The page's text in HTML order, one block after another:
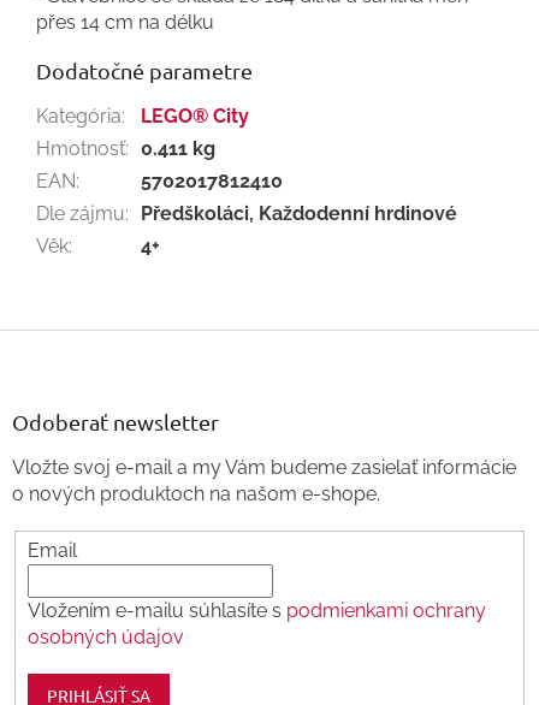
přes 14 cm na délku
Dodatočné parametre
Kategória:
LEGO® City
Hmotnosť: 0.411 kg
EAN:
5702017812410
Dle zájmu:
Předškoláci, Každodenní hrdinové
Věk: 4+
Z
Odoberať newsletter
Vložte svoj e-mail a my Vám budeme zasielať informácie
o nových produktoch na našom e-shope.
Email
Vložením e-mailu súhlasíte s podmienkami ochrany
osobných údajov
PRIHLÁSIŤ SA